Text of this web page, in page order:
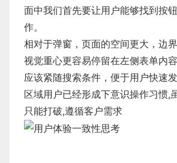
面中我们首先要让用户能够找到按
作。
相对于弹窗，页面的空间更大，边
视觉重心更容易停留在左侧表单内
应该紧随搜索条件，便于用户快速发
区域用户已经形成下意识操作习惯,
只能打破,遵循客户需求